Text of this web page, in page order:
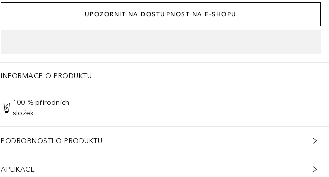
UPOZORNIT NA DOSTUPNOST NA E-SHOPU
INFORMACE O PRODUKTU
100 % přírodních
složek
PODROBNOSTI O PRODUKTU
APLIKACE